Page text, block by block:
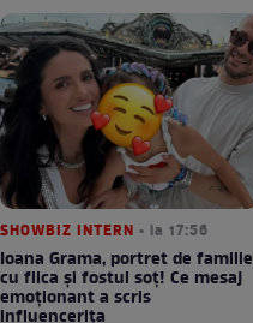
SHOWBIZ INTERN • la 17:56
Ioana Grama, portret de familie
cu fiica și fostul soț! Ce mesaj
emoționant a scris